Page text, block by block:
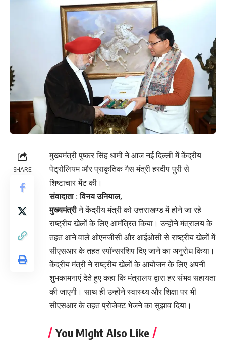
SHARE
मुख्यमंत्री पुष्कर सिंह धामी ने आज नई दिल्ली में केंद्रीय
पेट्रोलियम और प्राकृतिक गैस मंत्री हरदीप पुरी से
शिष्टाचार भेंट की।
संवादाता : विनय उनियाल,
मुख्यमंत्रीने केंद्रीय मंत्री को उत्तराखण्ड में होने जा रहे
राष्ट्रीय खेलों के लिए आमंत्रित किया। उन्होंने मंत्रालय के
तहत आने वाले ओएनजीसी और आईओसी से राष्ट्रीय खेलों में
सीएसआर के तहत स्पॉन्सरशिप दिए जाने का अनुरोध किया।
केंद्रीय मंत्री ने राष्ट्रीय खेलों के आयोजन के लिए अपनी
शुभकामनाएं देते हुए कहा कि मंत्रालय द्वारा हर संभव सहायता
की जाएगी। साथ ही उन्होंने स्वास्थ्य और शिक्षा पर भी
सीएसआर के तहत प्रोजेक्ट भेजने का सुझाव दिया।
You Might Also Like